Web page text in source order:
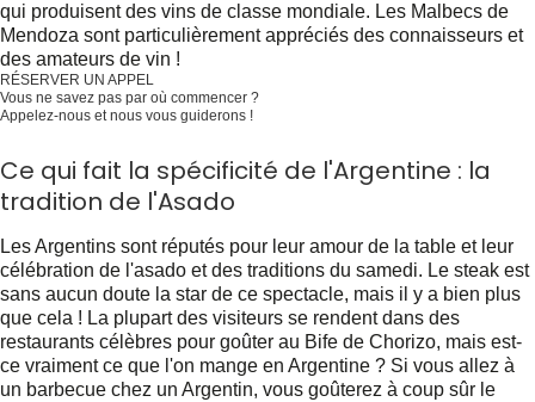
qui produisent des vins de classe mondiale. Les Malbecs de
Mendoza sont particulièrement appréciés des connaisseurs et
des amateurs de vin !
RÉSERVER UN APPEL
Vous ne savez pas par où commencer ?
Appelez-nous et nous vous guiderons !
Ce qui fait la spécificité de l'Argentine : la
tradition de l'Asado
Les Argentins sont réputés pour leur amour de la table et leur
célébration de l'asado et des traditions du samedi. Le steak est
sans aucun doute la star de ce spectacle, mais il y a bien plus
que cela ! La plupart des visiteurs se rendent dans des
restaurants célèbres pour goûter au Bife de Chorizo, mais est-
ce vraiment ce que l'on mange en Argentine ? Si vous allez à
un barbecue chez un Argentin, vous goûterez à coup sûr le